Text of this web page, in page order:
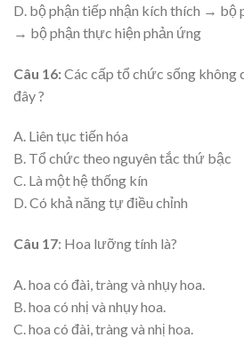
D. bộ phận tiếp nhận kích thích → bộ
→ bộ phận thực hiện phản ứng
Câu 16:Các cấp tổ chức sống không
đây ?
A. Liên tục tiến hóa
B. Tổ chức theo nguyên tắc thứ bậc
C. Là một hệ thống kín
D. Có khả năng tự điều chỉnh
Câu 17: Hoa lưỡng tính là?
A. hoa có đài, tràng và nhụy hoa.
B. hoa có nhị và nhụy hoa.
C. hoa có đài, tràng và nhị hoa.